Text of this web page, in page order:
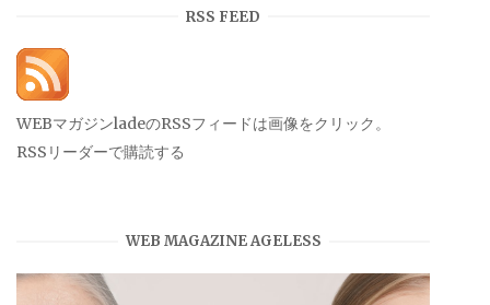
RSS FEED
WEBマガジンladeのRSSフィードは画像をクリック。
RSSリーダーで購読する
WEB MAGAZINE AGELESS